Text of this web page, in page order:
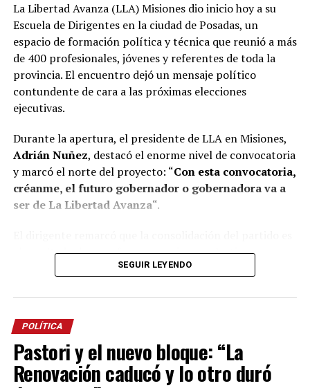
La Libertad Avanza (LLA) Misiones dio inicio hoy a su
Escuela de Dirigentes en la ciudad de Posadas, un
espacio de formación política y técnica que reunió a más
de 400 profesionales, jóvenes y referentes de toda la
provincia. El encuentro dejó un mensaje político
contundente de cara a las próximas elecciones
ejecutivas.
Durante la apertura, el presidente de LLA en Misiones,
Adrián Nuñez, destacó el enorme nivel de convocatoria
y marcó el norte del proyecto: “Con esta convocatoria,
créanme, el futuro gobernador o gobernadora va a
ser de La Libertad Avanza“.
el resultado de un esfuerzo genuino y colectivo,
construido en tiempo récord. “Acá nadie es Maradona ni
acá es porque tuvimos la capacidad entre todos de
construir esto en menos de 18 meses”, aseguró Nuñez,
subrayando el desafío de preparar equipos técnicos
sólidos para gobernar los municipios y la provincia.
Además, Nuñez trazó una línea clara frente a las viejas
SEGUIR LEYENDO
POLÍTICA
Pastori y el nuevo bloque: “La
Renovación caducó y lo otro duró